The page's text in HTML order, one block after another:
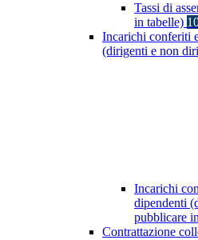
Tassi di
in tabelle)
Incarichi conferiti
(dirigenti e non
Incarichi
dipendenti
pubblicare
Contrattazione